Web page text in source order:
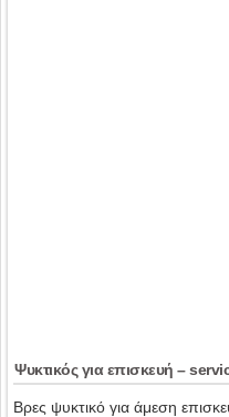
Ψυκτικός για επισκευή –
Βρες ψυκτικό για άμεση